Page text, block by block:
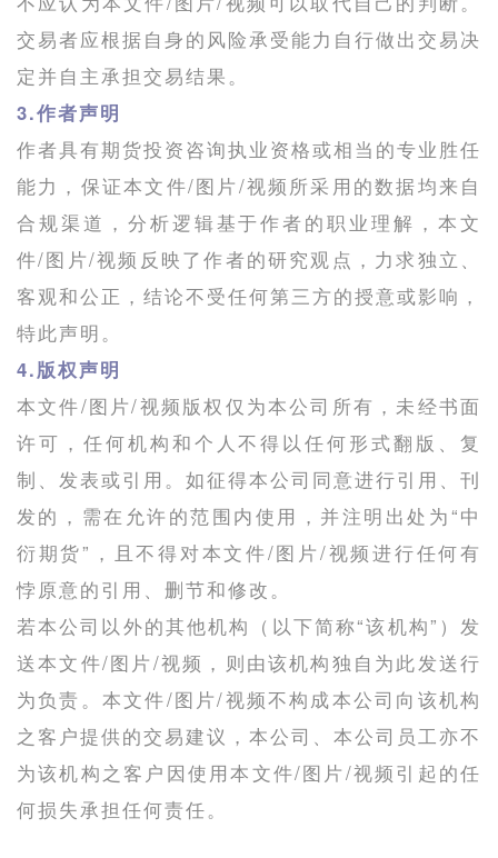
交易者应根据自身的风险承受能力自行做出交易决
定并自主承担交易结果。
3.作者声明
作者具有期货投资咨询执业资格或相当的专业胜任
能力，保证本文件/图片/视频所采用的数据均来自
合规渠道，分析逻辑基于作者的职业理解，本文
件/图片/视频反映了作者的研究观点，力求独立、
客观和公正，结论不受任何第三方的授意或影响，
特此声明。
4.版权声明
本文件/图片/视频版权仅为本公司所有，未经书面
许可，任何机构和个人不得以任何形式翻版、复
制、发表或引用。如征得本公司同意进行引用、刊
发的，需在允许的范围内使用，并注明出处为“中
衍期货”，且不得对本文件/图片/视频进行任何有
悖原意的引用、删节和修改。
若本公司以外的其他机构（以下简称“该机构”）发
送本文件/图片/视频，则由该机构独自为此发送行
为负责。本文件/图片/视频不构成本公司向该机构
之客户提供的交易建议，本公司、本公司员工亦不
为该机构之客户因使用本文件/图片/视频引起的任
何损失承担任何责任。